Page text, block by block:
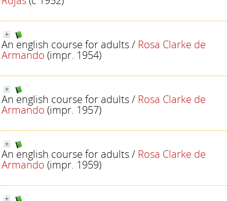
An english course for adults/ Rosa Clarke de
Armando (impr. 1954)
An english course for adults/ Rosa Clarke de
Armando (impr. 1957)
An english course for adults/ Rosa Clarke de
Armando (impr. 1959)